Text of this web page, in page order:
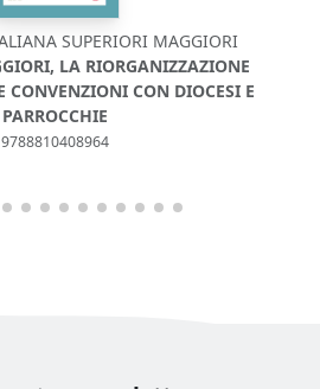
SUPERIORI MAGGIORI
LA RIORGANIZZAZIONE
CONVENZIONI CON DIOCESI E
PARROCCHIE
9788810408964